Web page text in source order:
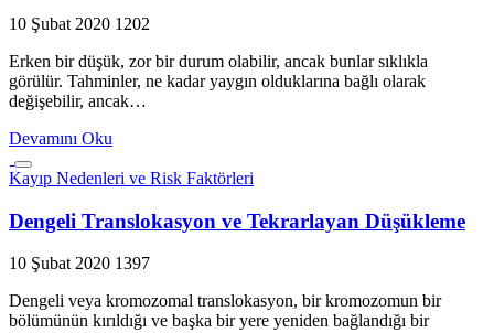
10 Şubat 2020 1202
Erken bir düşük, zor bir durum olabilir, ancak bunlar sıklıkla
görülür. Tahminler, ne kadar yaygın olduklarına bağlı olarak
değişebilir, ancak…
Devamını Oku
Kayıp Nedenleri ve Risk Faktörleri
Dengeli Translokasyon ve Tekrarlayan Düşükleme
10 Şubat 2020 1397
Dengeli veya kromozomal translokasyon, bir kromozomun bir
bölümünün kırıldığı ve başka bir yere yeniden bağlandığı bir